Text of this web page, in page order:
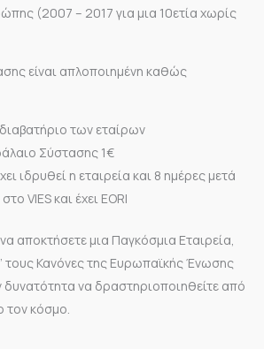
(2007 – 2017 για μια 10ετία χωρίς
είναι απλοποιημένη καθώς
των εταίρων
Σύστασης 1€
ιδρυθεί η εταιρεία και 8 ημέρες μετά
VIES και έχει EORI
αποκτήσετε μια Παγκόσμια Εταιρεία,
τους Κανόνες της Ευρωπαϊκής Ένωσης
δυνατότητα να δραστηριοποιηθείτε από
τον κόσμο.